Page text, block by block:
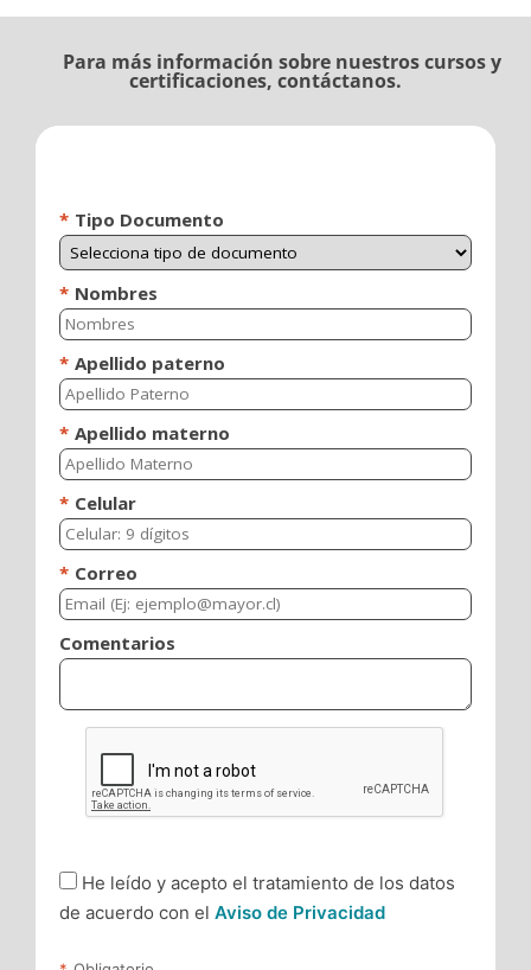
Para más información sobre nuestros cursos y
certificaciones, contáctanos.